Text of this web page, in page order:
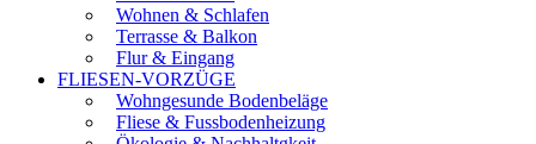
Wohnen & Schlafen
Terrasse & Balkon
Flur & Eingang
FLIESEN-VORZÜGE
Wohngesunde Bodenbeläge
Fliese & Fussbodenheizung